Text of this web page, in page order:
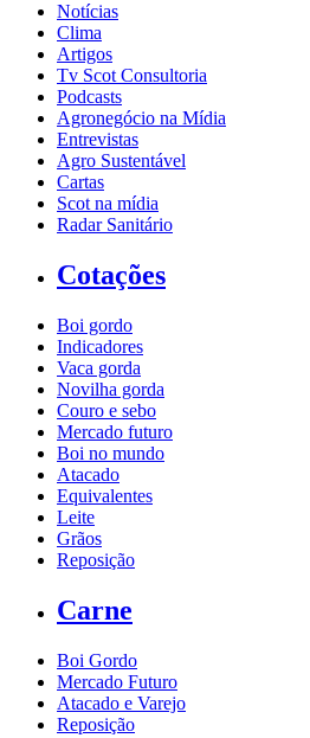
Notícias
Clima
Artigos
Tv Scot Consultoria
Podcasts
Agronegócio na Mídia
Entrevistas
Agro Sustentável
Cartas
Scot na mídia
Radar Sanitário
Cotações
Boi gordo
Indicadores
Vaca gorda
Novilha gorda
Couro e sebo
Mercado futuro
Boi no mundo
Atacado
Equivalentes
Leite
Grãos
Reposição
Carne
Boi Gordo
Mercado Futuro
Atacado e Varejo
Reposição